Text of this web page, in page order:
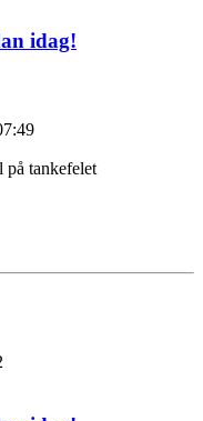
idag!
på tankefelet